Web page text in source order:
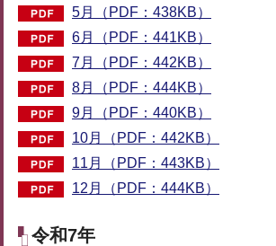
5月（PDF：438KB）
6月（PDF：441KB）
7月（PDF：442KB）
8月（PDF：444KB）
9月（PDF：440KB）
10月（PDF：442KB）
11月（PDF：443KB）
12月（PDF：444KB）
令和7年